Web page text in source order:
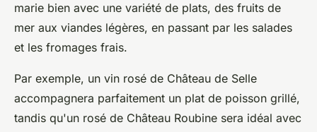
marie bien avec une variété de plats, des fruits de
mer aux viandes légères, en passant par les salades
et les fromages frais.
Par exemple, un vin rosé de Château de Selle
accompagnera parfaitement un plat de poisson grillé,
tandis qu'un rosé de Château Roubine sera idéal avec